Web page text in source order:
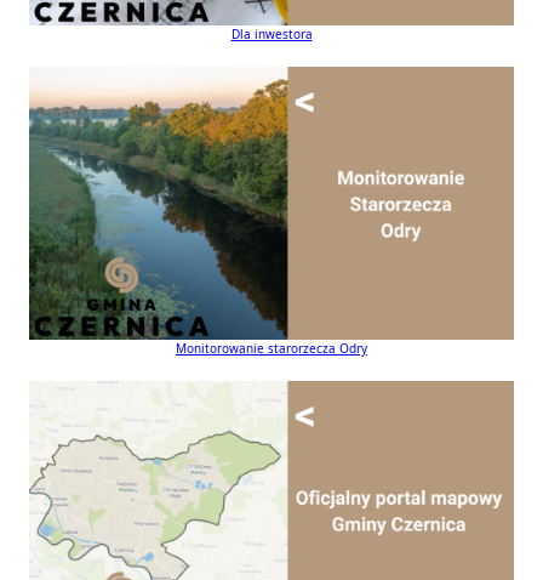
Dla inwestora
Monitorowanie starorzecza Odry